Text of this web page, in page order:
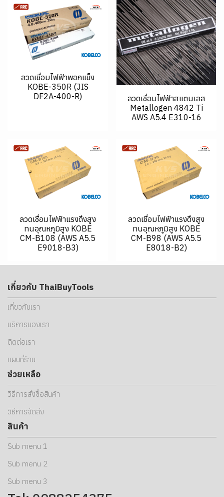
ลวดเชื่อมไฟฟ้าพอกแข็ง
KOBE-350R (JIS
DF2A-400-R)
ลวดเชื่อมไฟฟ้าสแตนเลส
Metallogen 4842 Ti
AWS A5.4 E310-16
ลวดเชื่อมไฟฟ้าแรงดึงสูง
ทนอุณหภูมิสูง KOBE
CM-B108 (AWS A5.5
E9018-B3)
ลวดเชื่อมไฟฟ้าแรงดึงสูง
ทนอุณหภูมิสูง KOBE
CM-B98 (AWS A5.5
E8018-B2)
เกี่ยวกับ ThaiBuyTools
เกี่ยวกับเรา
บริการของเรา
ติดต่อเรา
แผนที่ร้าน
ช่วยเหลือ
วิธีการสั่งซื้อสินค้า
วิธีการจัดส่ง
สินค้า
Sub menu 1
Sub menu 2
Sub menu 3